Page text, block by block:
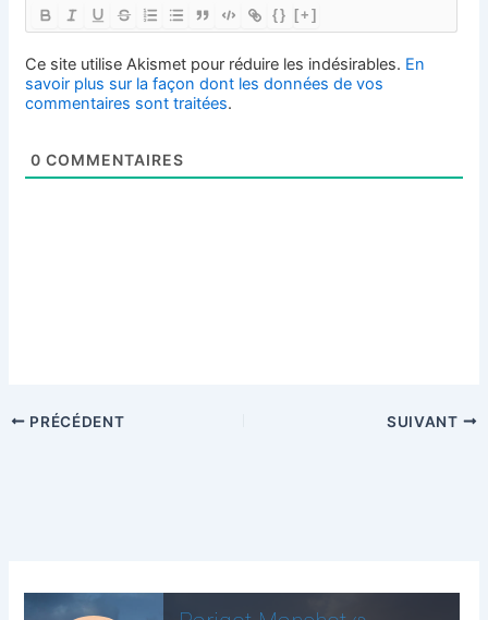
{} [+]
Ce site utilise Akismet pour réduire les indésirables. En
savoir plus sur la façon dont les données de vos
commentaires sont traitées.
0 COMMENTAIRES
PRÉCÉDENT SUIVANT